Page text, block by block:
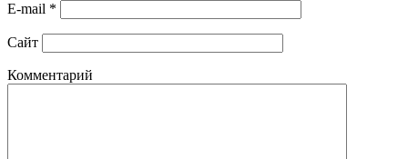
E-mail *
Сайт
Комментарий